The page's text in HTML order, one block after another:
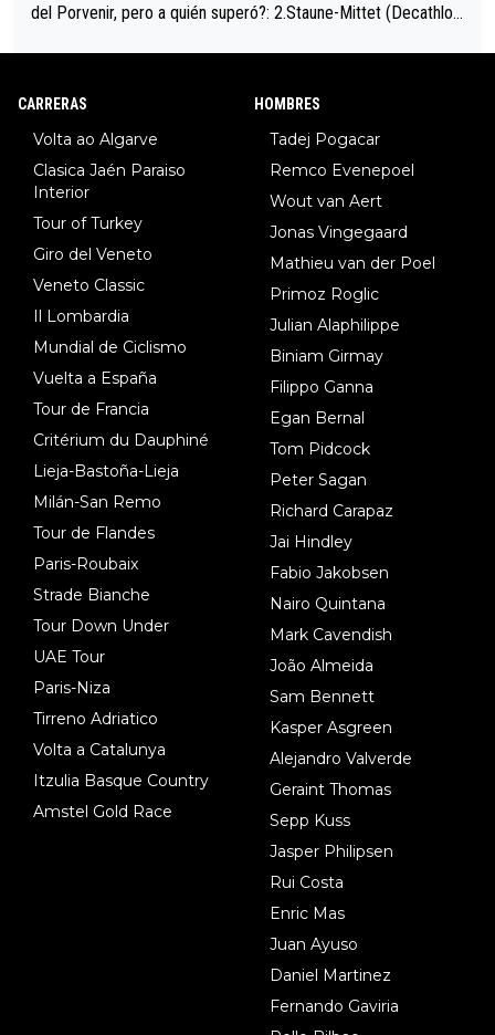
del Porvenir, pero a quién superó?: 2.Staune-Mittet (Decathlon,
8.Lenny Martinez (Bahrein), 9. Van Belle (Visma), 10. Vacek (Li
CARRERAS
Volta ao Algarve
Clasica Jaén Paraiso
Interior
Tour of Turkey
Giro del Veneto
Veneto Classic
Il Lombardia
Mundial de Ciclismo
Vuelta a España
Tour de Francia
Critérium du Dauphiné
Lieja-Bastoña-Lieja
Milán-San Remo
Tour de Flandes
Paris-Roubaix
Strade Bianche
Tour Down Under
UAE Tour
Paris-Niza
Tirreno Adriatico
Volta a Catalunya
Itzulia Basque Country
Amstel Gold Race
HOMBRES
Tadej Pogacar
Remco Evenepoel
Wout van Aert
Jonas Vingegaard
Mathieu van der Poel
Primoz Roglic
Julian Alaphilippe
Biniam Girmay
Filippo Ganna
Egan Bernal
Tom Pidcock
Peter Sagan
Richard Carapaz
Jai Hindley
Fabio Jakobsen
Nairo Quintana
Mark Cavendish
João Almeida
Sam Bennett
Kasper Asgreen
Alejandro Valverde
Geraint Thomas
Sepp Kuss
Jasper Philipsen
Rui Costa
Enric Mas
Juan Ayuso
Daniel Martinez
Fernando Gaviria